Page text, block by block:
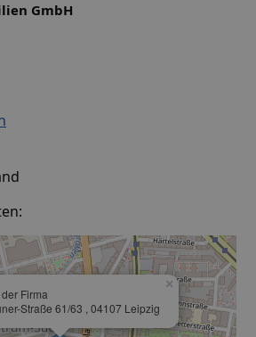
GmbH
Firma
Straße 61/63 , 04107 Leipzig
×